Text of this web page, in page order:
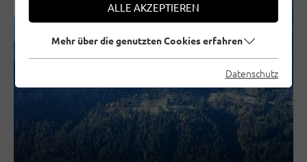
STEINBERGE
ÖTZTAL
ALLE AKZEPTIEREN
Mehr über die genutzten Cookies erfahren
Datenschutz